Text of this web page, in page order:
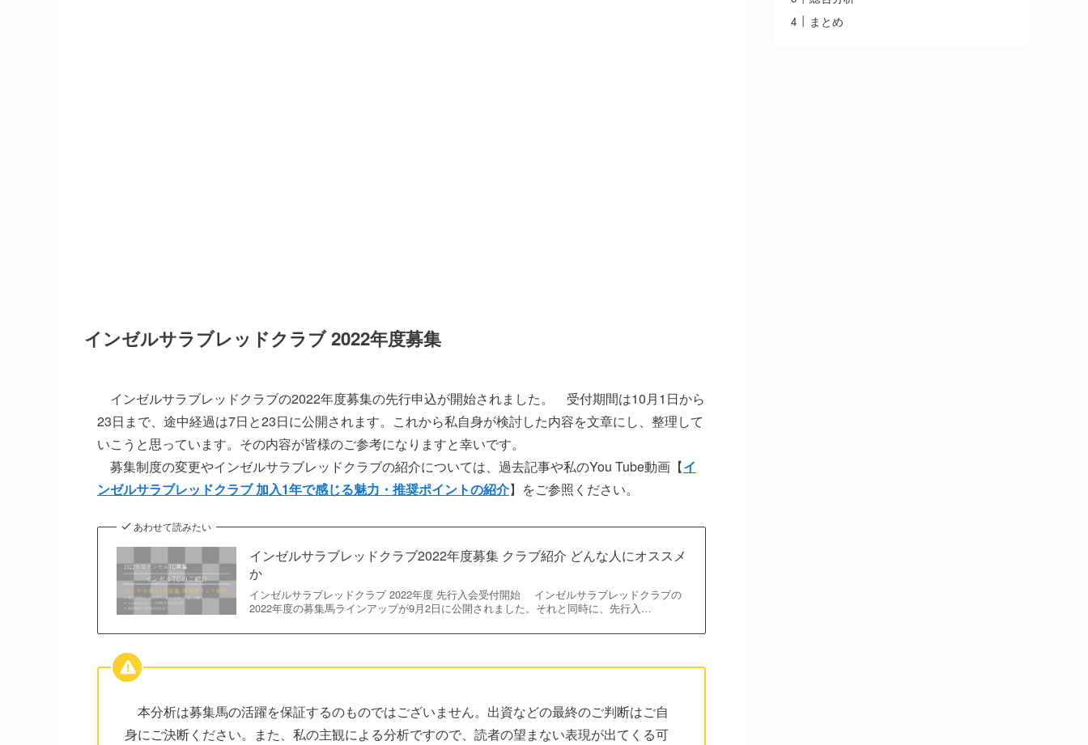
インゼルサラブレッドクラブ 2022年度募集
インゼルサラブレッドクラブの2022年度募集の先行申込が開始されました。 受付期間は10月1日から
23日まで、途中経過は7日と23日に公開されます。これから私自身が検討した内容を文章にし、整理して
いこうと思っています。その内容が皆様のご参考になりますと幸いです。
募集制度の変更やインゼルサラブレッドクラブの紹介については、過去記事や私のYou Tube動画【イ
ンゼルサラブレッドクラブ 加入1年で感じる魅力・推奨ポイントの紹介】をご参照ください。
あわせて読みたい
インゼルサラブレッドクラブ2022年度募集 クラブ紹介 どんな人にオススメ
か
インゼルサラブレッドクラブ 2022年度 先行入会受付開始 インゼルサラブレッドクラブの
2022年度の募集馬ラインアップが9月2日に公開されました。それと同時に、先行入…
本分析は募集馬の活躍を保証するのものではございません。出資などの最終のご判断はご自
身にご決断ください。また、私の主観による分析ですので、読者の望まない表現が出てくる可
まとめ